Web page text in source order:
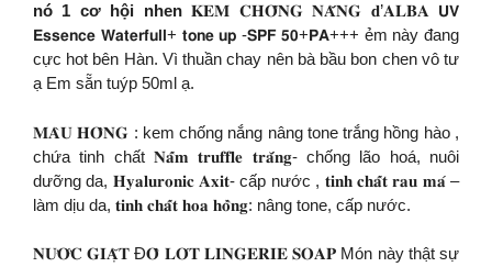
nó 1 cơ hội nhen𝐊𝐄𝐌 𝐂𝐇𝐎̂́𝐍𝐆 𝐍𝐀̆́𝐍𝐆 𝐝’𝐀𝐋𝐁𝐀 𝗨𝗩
𝗘𝘀𝘀𝗲𝗻𝗰𝗲 𝗪𝗮𝘁𝗲𝗿𝗳𝘂𝗹𝗹+ 𝘁𝗼𝗻𝗲 𝘂𝗽 -𝗦𝗣𝗙 𝟱𝟬+𝗣𝗔+++ ẻm này đang
cực hot bên Hàn. Vì thuần chay nên bà bầu bon chen vô tư
ạ Em sẵn tuýp 50ml ạ.
𝐌𝐀̀𝐔 𝐇𝐎̂̀𝐍𝐆 : kem chống nắng nâng tone trắng hồng hào ,
chứa tinh chất 𝐍𝐚̂́𝐦 𝐭𝐫𝐮𝐟𝐟𝐥𝐞 𝐭𝐫𝐚̆́𝐧𝐠- chống lão hoá, nuôi
dưỡng da, 𝐇𝐲𝐚𝐥𝐮𝐫𝐨𝐧𝐢𝐜 𝐀𝐱𝐢𝐭- cấp nước , 𝐭𝐢𝐧𝐡 𝐜𝐡𝐚̂́𝐭 𝐫𝐚𝐮 𝐦𝐚́ –
làm dịu da, 𝐭𝐢𝐧𝐡 𝐜𝐡𝐚̂́𝐭 𝐡𝐨𝐚 𝐡𝐨̂̀𝐧𝐠: nâng tone, cấp nước.
𝐍𝐔̛𝐎̛́𝐂 𝐆𝐈𝐀̣̆𝐓 Đ𝐎̂̀ 𝐋𝐎́𝐓 𝐋𝐈𝐍𝐆𝐄𝐑𝐈𝐄 𝐒𝐎𝐀𝐏 Món này thật sự